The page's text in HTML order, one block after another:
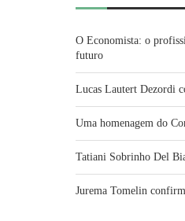
O Economista: o
futuro
Lucas Lautert Dezordi
Uma homenagem do
Tatiani Sobrinho Del
Jurema Tomelin